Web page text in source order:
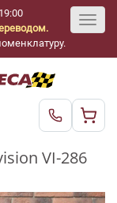
VI-286